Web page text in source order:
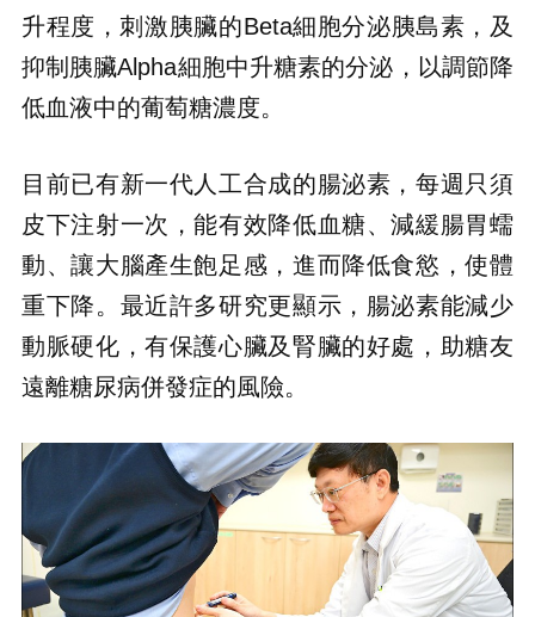
升程度，刺激胰臟的Beta細胞分泌胰島素，及
抑制胰臟Alpha細胞中升糖素的分泌，以調節降
低血液中的葡萄糖濃度。
目前已有新一代人工合成的腸泌素，每週只須
皮下注射一次，能有效降低血糖、減緩腸胃蠕
動、讓大腦產生飽足感，進而降低食慾，使體
重下降。最近許多研究更顯示，腸泌素能減少
動脈硬化，有保護心臟及腎臟的好處，助糖友
遠離糖尿病併發症的風險。